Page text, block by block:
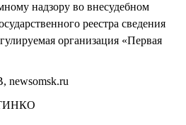
надзору во внесудебном
реестра сведения
организация «Первая